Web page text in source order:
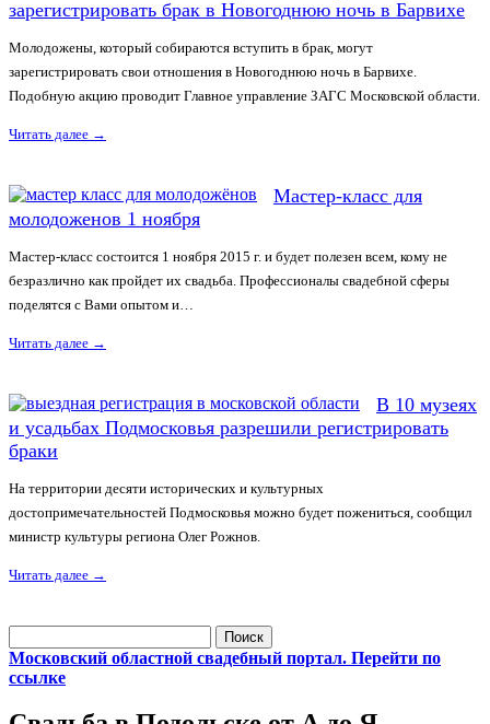
зарегистрировать брак в Новогоднюю ночь в Барвихе
Молодожены, который собираются вступить в брак, могут
зарегистрировать свои отношения в Новогоднюю ночь в Барвихе.
Подобную акцию проводит Главное управление ЗАГС Московской области.
Читать далее →
Мастер-класс для
молодоженов 1 ноября
Мастер-класс состоится 1 ноября 2015 г. и будет полезен всем, кому не
безразлично как пройдет их свадьба. Профессионалы свадебной сферы
поделятся с Вами опытом и…
Читать далее →
В 10 музеях
и усадьбах Подмосковья разрешили регистрировать
браки
На территории десяти исторических и культурных
достопримечательностей Подмосковья можно будет пожениться, сообщил
министр культуры региона Олег Рожнов.
Читать далее →
Московский областной свадебный портал. Перейти по
ссылке